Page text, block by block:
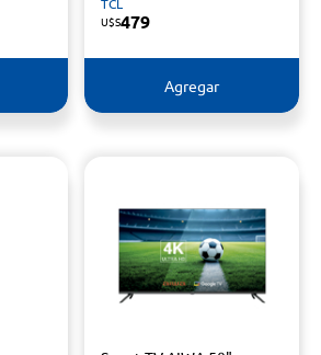
U$S479
Agregar